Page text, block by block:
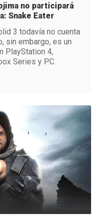
no participará
Snake Eater
3 todavía no cuenta
sin embargo, es un
PlayStation 4,
Series y PC.